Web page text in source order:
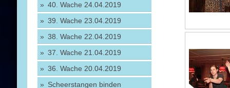
40. Wache 24.04.2019
39. Wache 23.04.2019
38. Wache 22.04.2019
37. Wache 21.04.2019
36. Wache 20.04.2019
Scheerstangen binden